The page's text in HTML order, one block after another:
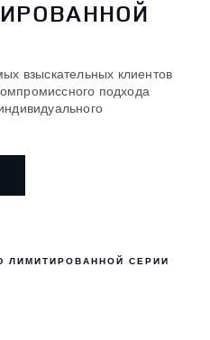
взыскательных клиентов
подхода
ЛИМИТИРОВАННОЙ СЕРИИ